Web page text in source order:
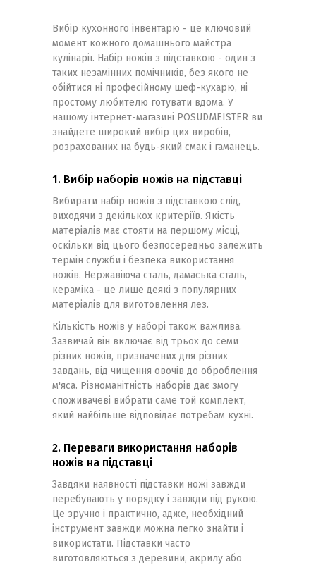
Вибір кухонного інвентарю - це ключовий
момент кожного домашнього майстра
кулінарії. Набір ножів з підставкою - один з
таких незамінних помічників, без якого не
обійтися ні професійному шеф-кухарю, ні
простому любителю готувати вдома. У
нашому інтернет-магазині POSUDMEISTER ви
знайдете широкий вибір цих виробів,
розрахованих на будь-який смак і гаманець.
1. Вибір наборів ножів на підставці
Вибирати набір ножів з підставкою слід,
виходячи з декількох критеріїв. Якість
матеріалів має стояти на першому місці,
оскільки від цього безпосередньо залежить
термін служби і безпека використання
ножів. Нержавіюча сталь, дамаська сталь,
кераміка - це лише деякі з популярних
матеріалів для виготовлення лез.
Кількість ножів у наборі також важлива.
Зазвичай він включає від трьох до семи
різних ножів, призначених для різних
завдань, від чищення овочів до оброблення
м'яса. Різноманітність наборів дає змогу
споживачеві вибрати саме той комплект,
який найбільше відповідає потребам кухні.
2. Переваги використання наборів
ножів на підставці
Завдяки наявності підставки ножі завжди
перебувають у порядку і завжди під рукою.
Це зручно і практично, адже, необхідний
інструмент завжди можна легко знайти і
використати. Підставки часто
виготовляються з деревини, акрилу або